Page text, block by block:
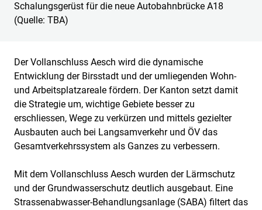
Schalungsgerüst für die neue Autobahnbrücke A18
(Quelle: TBA)
Der Vollanschluss Aesch wird die dynamische
Entwicklung der Birsstadt und der umliegenden Wohn-
und Arbeitsplatzareale fördern. Der Kanton setzt damit
die Strategie um, wichtige Gebiete besser zu
erschliessen, Wege zu verkürzen und mittels gezielter
Ausbauten auch bei Langsamverkehr und ÖV das
Gesamtverkehrssystem als Ganzes zu verbessern.
Mit dem Vollanschluss Aesch wurden der Lärmschutz
und der Grundwasserschutz deutlich ausgebaut. Eine
Strassenabwasser-Behandlungsanlage (SABA) filtert das